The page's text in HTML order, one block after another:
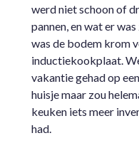
werd niet schoon of
pannen, en wat er
was de bodem krom
inductiekookplaat.
vakantie gehad op
huisje maar zou
keuken iets meer
had.